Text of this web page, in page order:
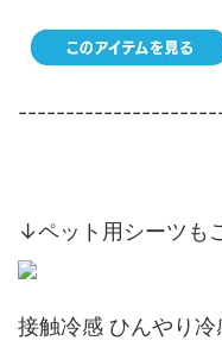
↓ペット用シーツも
接触冷感 ひんやり冷